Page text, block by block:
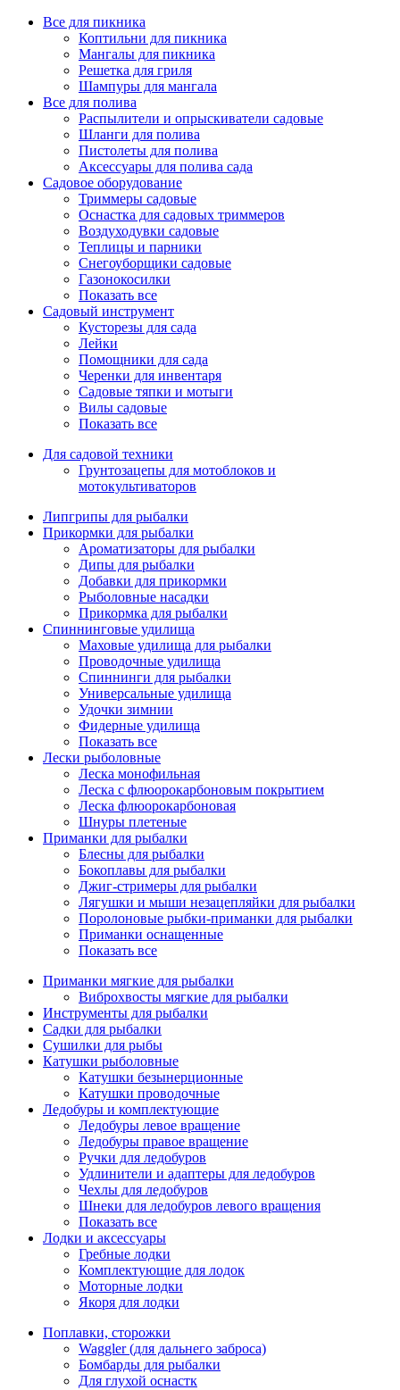
Все для пикника
Коптильни для пикника
Мангалы для пикника
Решетка для гриля
Шампуры для мангала
Все для полива
Распылители и опрыскиватели садовые
Шланги для полива
Пистолеты для полива
Аксессуары для полива сада
Садовое оборудование
Триммеры садовые
Оснастка для садовых триммеров
Воздуходувки садовые
Теплицы и парники
Снегоуборщики садовые
Газонокосилки
Показать все
Садовый инструмент
Кусторезы для сада
Лейки
Помощники для сада
Черенки для инвентаря
Садовые тяпки и мотыги
Вилы садовые
Показать все
Для садовой техники
Грунтозацепы для мотоблоков и
мотокультиваторов
Липгрипы для рыбалки
Прикормки для рыбалки
Ароматизаторы для рыбалки
Дипы для рыбалки
Добавки для прикормки
Рыболовные насадки
Прикормка для рыбалки
Спиннинговые удилища
Маховые удилища для рыбалки
Проводочные удилища
Спиннинги для рыбалки
Универсальные удилища
Удочки зимнии
Фидерные удилища
Показать все
Лески рыболовные
Леска монофильная
Леска с флюорокарбоновым покрытием
Леска флюорокарбоновая
Шнуры плетеные
Приманки для рыбалки
Блесны для рыбалки
Бокоплавы для рыбалки
Джиг-стримеры для рыбалки
Лягушки и мыши незацепляйки для рыбалки
Поролоновые рыбки-приманки для рыбалки
Приманки оснащенные
Показать все
Приманки мягкие для рыбалки
Виброхвосты мягкие для рыбалки
Инструменты для рыбалки
Садки для рыбалки
Сушилки для рыбы
Катушки рыболовные
Катушки безынерционные
Катушки проводочные
Ледобуры и комплектующие
Ледобуры левое вращение
Ледобуры правое вращение
Ручки для ледобуров
Удлинители и адаптеры для ледобуров
Чехлы для ледобуров
Шнеки для ледобуров левого вращения
Показать все
Лодки и аксессуары
Гребные лодки
Комплектующие для лодок
Моторные лодки
Якоря для лодки
Поплавки, сторожки
Waggler (для дальнего заброса)
Бомбарды для рыбалки
Для глухой оснастк